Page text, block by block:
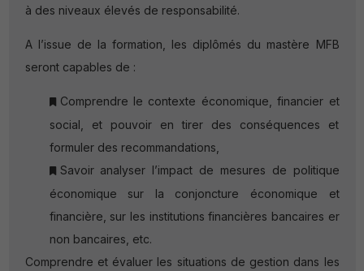
à des niveaux élevés de responsabilité.
A l’issue de la formation, les diplômés du mastère MFB
seront capables de :
Comprendre le contexte économique, financier et
social, et pouvoir en tirer des conséquences et
formuler des recommandations,
Savoir analyser l’impact de mesures de politique
économique sur la conjoncture économique et
financière, sur les institutions financières bancaires er
non bancaires, etc.
Comprendre et évaluer les situations de gestion dans les